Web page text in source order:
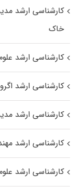
کارشناسی ارشد
خاک
کارشناسی ارشد
کارشناسی ارشد
کارشناسی ارشد
کارشناسی ارشد
کارشناسی ارشد